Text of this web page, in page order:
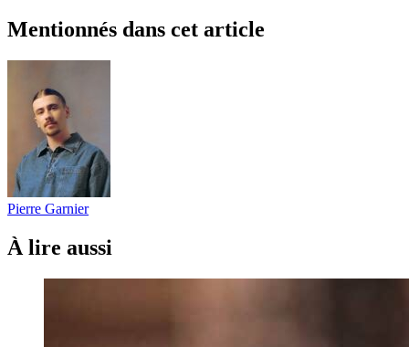
Mentionnés dans cet article
Pierre Garnier
À lire aussi